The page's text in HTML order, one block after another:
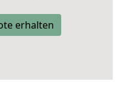
erhalten